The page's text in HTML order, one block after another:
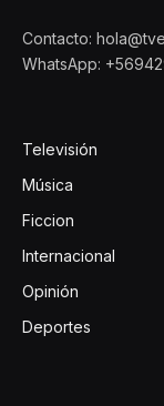
Contacto:
WhatsApp:
Televisión
Música
Ficcion
Internacional
Opinión
Deportes